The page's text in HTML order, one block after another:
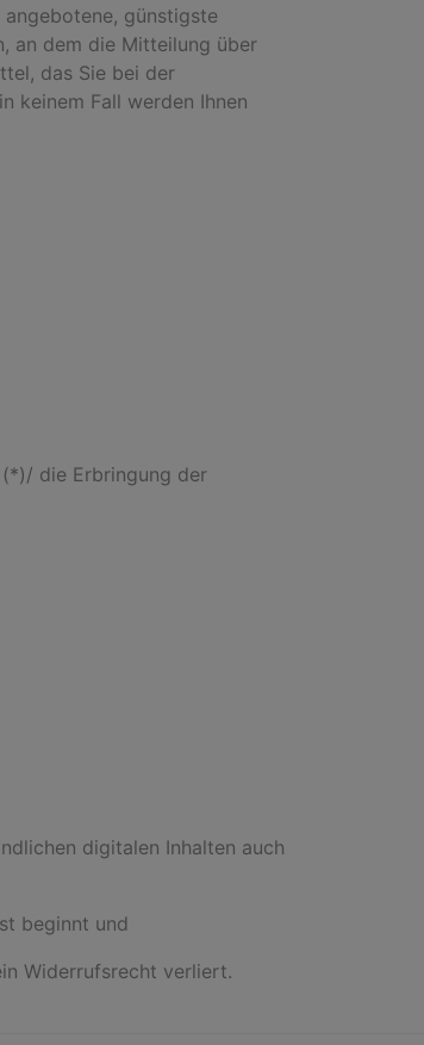
günstigste
an dem die Mitteilung über
das Sie bei der
keinem Fall werden Ihnen
die Erbringung der
digitalen Inhalten auch
beginnt und
Widerrufsrecht verliert.